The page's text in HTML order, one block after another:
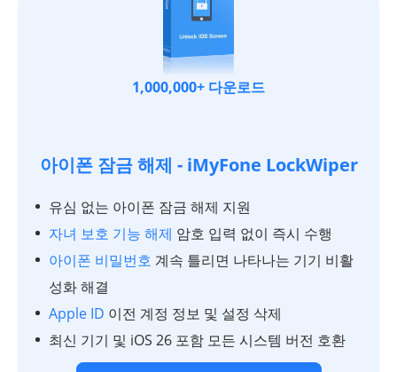
1,000,000+ 다운로드
아이폰 잠금 해제 - iMyFone LockWiper
유심 없는 아이폰 잠금 해제 지원
자녀 보호 기능 해제 암호 입력 없이 즉시 수행
아이폰 비밀번호 계속 틀리면 나타나는 기기 비활
성화 해결
Apple ID 이전 계정 정보 및 설정 삭제
최신 기기 및 iOS 26 포함 모든 시스템 버전 호환